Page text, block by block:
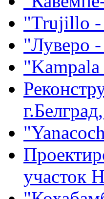
"Trujillo -
"Луверо
участок